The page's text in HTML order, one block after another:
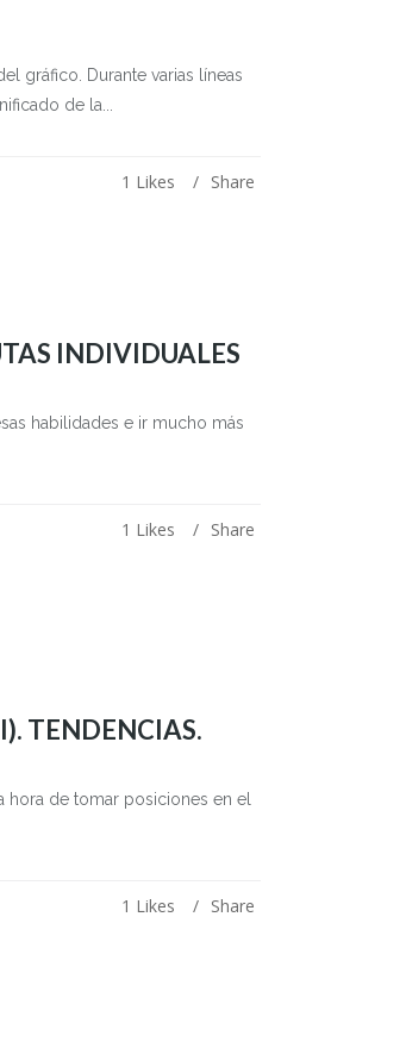
gráfico. Durante varias líneas
de la...
Share
1 Likes
INDIVIDUALES
habilidades e ir mucho más
Share
1 Likes
TENDENCIAS.
hora de tomar posiciones en el
Share
1 Likes